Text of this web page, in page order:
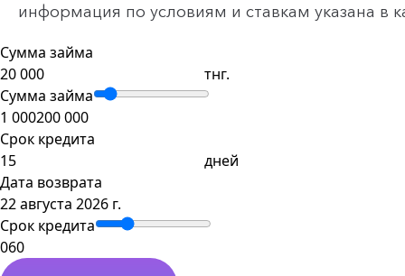
информация по условиям и ставкам указана в
Сумма займа
тнг.
Сумма займа
1 000200 000
Срок кредита
дней
Дата возврата
22 августа 2026 г.
Срок кредита
060